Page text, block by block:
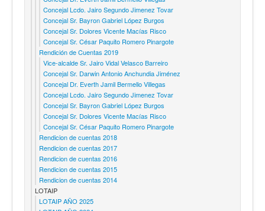
Concejal Lcdo. Jairo Segundo Jimenez Tovar
Concejal Sr. Bayron Gabriel López Burgos
Concejal Sr. Dolores Vicente Macías Risco
Concejal Sr. César Paquito Romero Pinargote
Rendición de Cuentas 2019
Vice-alcalde Sr. Jairo Vidal Velasco Barreiro
Concejal Sr. Darwin Antonio Anchundia Jiménez
Concejal Dr. Everth Jamil Bermello Villegas
Concejal Lcdo. Jairo Segundo Jimenez Tovar
Concejal Sr. Bayron Gabriel López Burgos
Concejal Sr. Dolores Vicente Macías Risco
Concejal Sr. César Paquito Romero Pinargote
Rendicion de cuentas 2018
Rendicion de cuentas 2017
Rendicion de cuentas 2016
Rendicion de cuentas 2015
Rendicion de cuentas 2014
LOTAIP
LOTAIP AÑO 2025